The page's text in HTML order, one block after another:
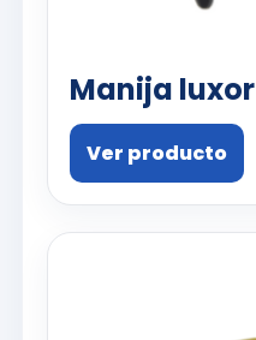
Manija luxor
Ver producto